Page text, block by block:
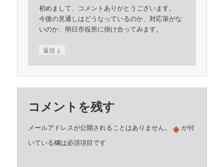
初めまして、コメントありがとうございます。
今後の見通しはどうなっているのか、対応策がな
いのか、明日市役所に掛け合ってみます。
返信 ↓
コメントを残す
メールアドレスが公開されることはありません。 ※ が付
いている欄は必須項目です